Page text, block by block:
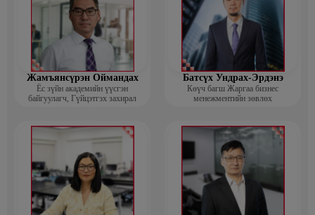
Жамъянсүрэн Оймандах
Ёс зүйн академийн үүсгэн
байгуулагч, Гүйцэтгэх захирал
Батсүх Ундрах-Эрдэнэ
Көүч багш Жаргаа бизнес
менежментийн зөвлөх